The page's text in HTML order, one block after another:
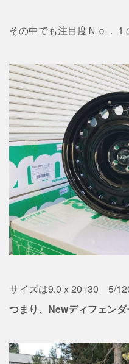
その中でも注目度Ｎｏ．１
サイズは9.0ｘ20+30 5/
つまり、Newディフェン